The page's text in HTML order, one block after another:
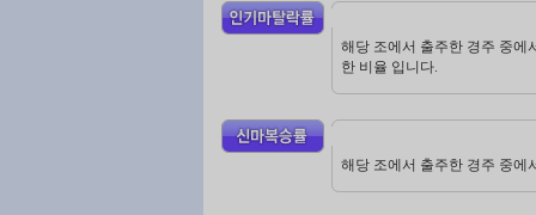
해당 조에서 출주한 경주 중에
한 비율 입니다.
해당 조에서 출주한 경주 중에